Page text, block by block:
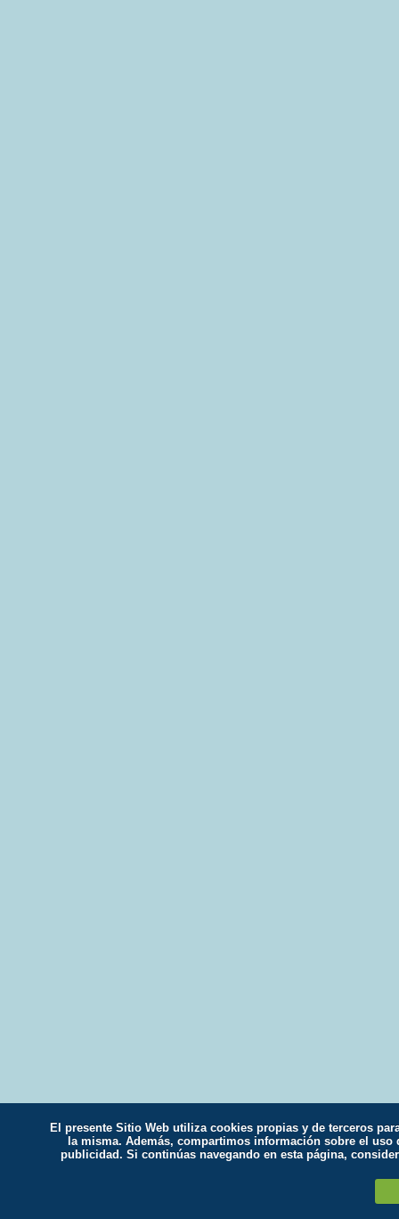
El presente Sitio Web utiliza cookies propias y de terceros
la misma. Además, compartimos información sobre el
publicidad. Si continúas navegando en esta página,